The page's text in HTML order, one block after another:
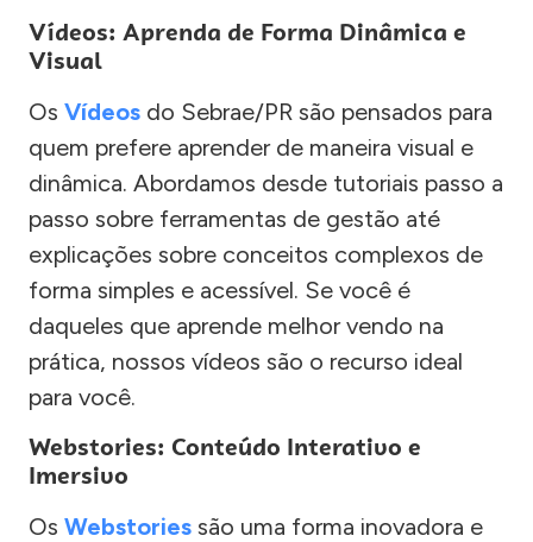
Vídeos: Aprenda de Forma Dinâmica e
Visual
Os Vídeos do Sebrae/PR são pensados para
quem prefere aprender de maneira visual e
dinâmica. Abordamos desde tutoriais passo a
passo sobre ferramentas de gestão até
explicações sobre conceitos complexos de
forma simples e acessível. Se você é
daqueles que aprende melhor vendo na
prática, nossos vídeos são o recurso ideal
para você.
Webstories: Conteúdo Interativo e
Imersivo
Os Webstories são uma forma inovadora e